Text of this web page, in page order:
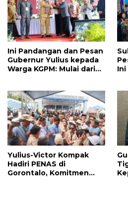
Ini Pandangan dan Pesan
Gubernur Yulius kepada
Warga KGPM: Mulai dari
Ini
Yulius-Victor Kompak
Hadiri PENAS di
Gorontalo, Komitmen